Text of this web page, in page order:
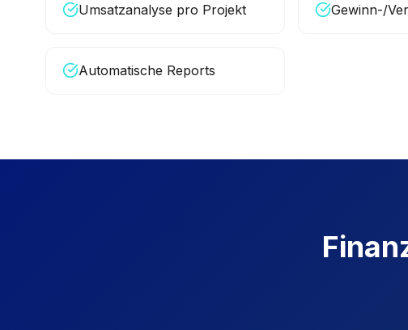
Umsatzanalyse pro Projekt Gewinn-/
Automatische Reports